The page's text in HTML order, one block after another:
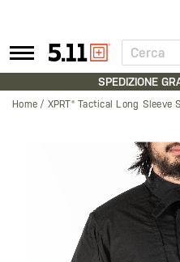
Tactical
Gear
Cerca
SPEDIZIONE
Home XPRT® Tactical Long Sleeve